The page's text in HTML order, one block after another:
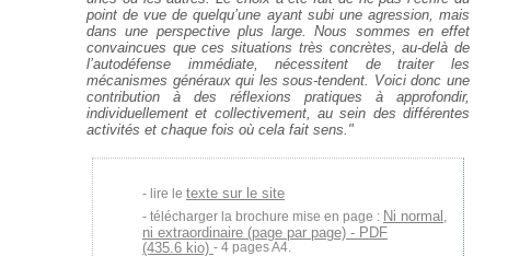
point de vue de quelqu’une ayant subi une agression, mais
dans une perspective plus large. Nous sommes en effet
convaincues que ces situations très concrètes, au-delà de
l’autodéfense immédiate, nécessitent de traiter les
mécanismes généraux qui les sous-tendent. Voici donc une
contribution à des réflexions pratiques à approfondir,
individuellement et collectivement, au sein des différentes
activités et chaque fois où cela fait sens."
lire le texte sur le site
télécharger la brochure mise en page : Ni normal,
ni extraordinaire (page par page) - PDF
(435.6 kio) - 4 pages A4.